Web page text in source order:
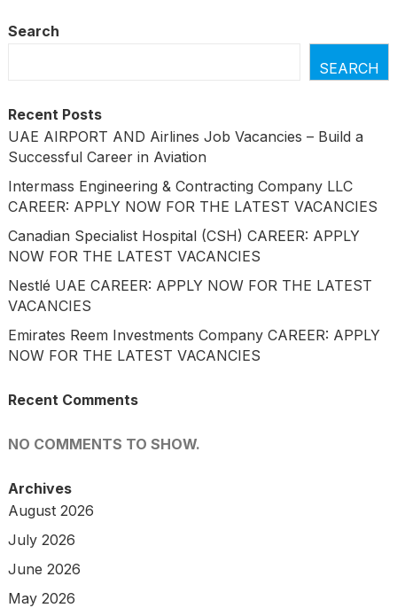
Search
SEARCH
Recent Posts
UAE AIRPORT AND Airlines Job Vacancies – Build a
Successful Career in Aviation
Intermass Engineering & Contracting Company LLC
CAREER: APPLY NOW FOR THE LATEST VACANCIES
Canadian Specialist Hospital (CSH) CAREER: APPLY
NOW FOR THE LATEST VACANCIES
Nestlé UAE CAREER: APPLY NOW FOR THE LATEST
VACANCIES
Emirates Reem Investments Company CAREER: APPLY
NOW FOR THE LATEST VACANCIES
Recent Comments
NO COMMENTS TO SHOW.
Archives
August 2026
July 2026
June 2026
May 2026